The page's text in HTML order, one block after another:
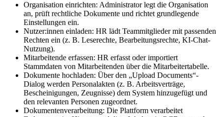
Organisation einrichten: Administrator legt die Organisation
an, prüft rechtliche Dokumente und richtet grundlegende
Einstellungen ein.
Nutzer:innen einladen: HR lädt Teammitglieder mit passenden
Rechten ein (z. B. Leserechte, Bearbeitungsrechte, KI-Chat-
Nutzung).
Mitarbeitende erfassen: HR erfasst oder importiert
Stammdaten von Mitarbeitenden über die Mitarbeitertabelle.
Dokumente hochladen: Über den „Upload Documents“-
Dialog werden Personalakten (z. B. Arbeitsverträge,
Bescheinigungen, Zeugnisse) dem System hinzugefügt und
den relevanten Personen zugeordnet.
Dokumentenverarbeitung: Die Plattform verarbeitet